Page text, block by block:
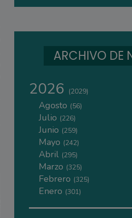
ARCHIVO DE
2026 (2029)
Agosto (56)
Julio (226)
Junio (259)
Mayo (242)
Abril (295)
Marzo (325)
Febrero (325)
Enero (301)